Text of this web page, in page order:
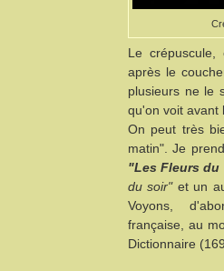
Le
après le
plusieurs ne le
qu'on voit avant
On peut très
matin". Je
"Les Fleurs du
du soir"et un
Voyons,
française, au
Dictionnaire